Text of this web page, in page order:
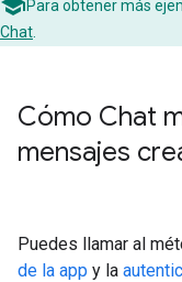
Para obtener más
Chat
Cómo Chat
mensajes
Puedes llamar al
de la app y la